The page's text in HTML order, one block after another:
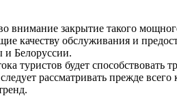
внимание закрытие такого
качеству обслуживания и
и Белоруссии.
туристов будет способствовать
следует рассматривать прежде всего